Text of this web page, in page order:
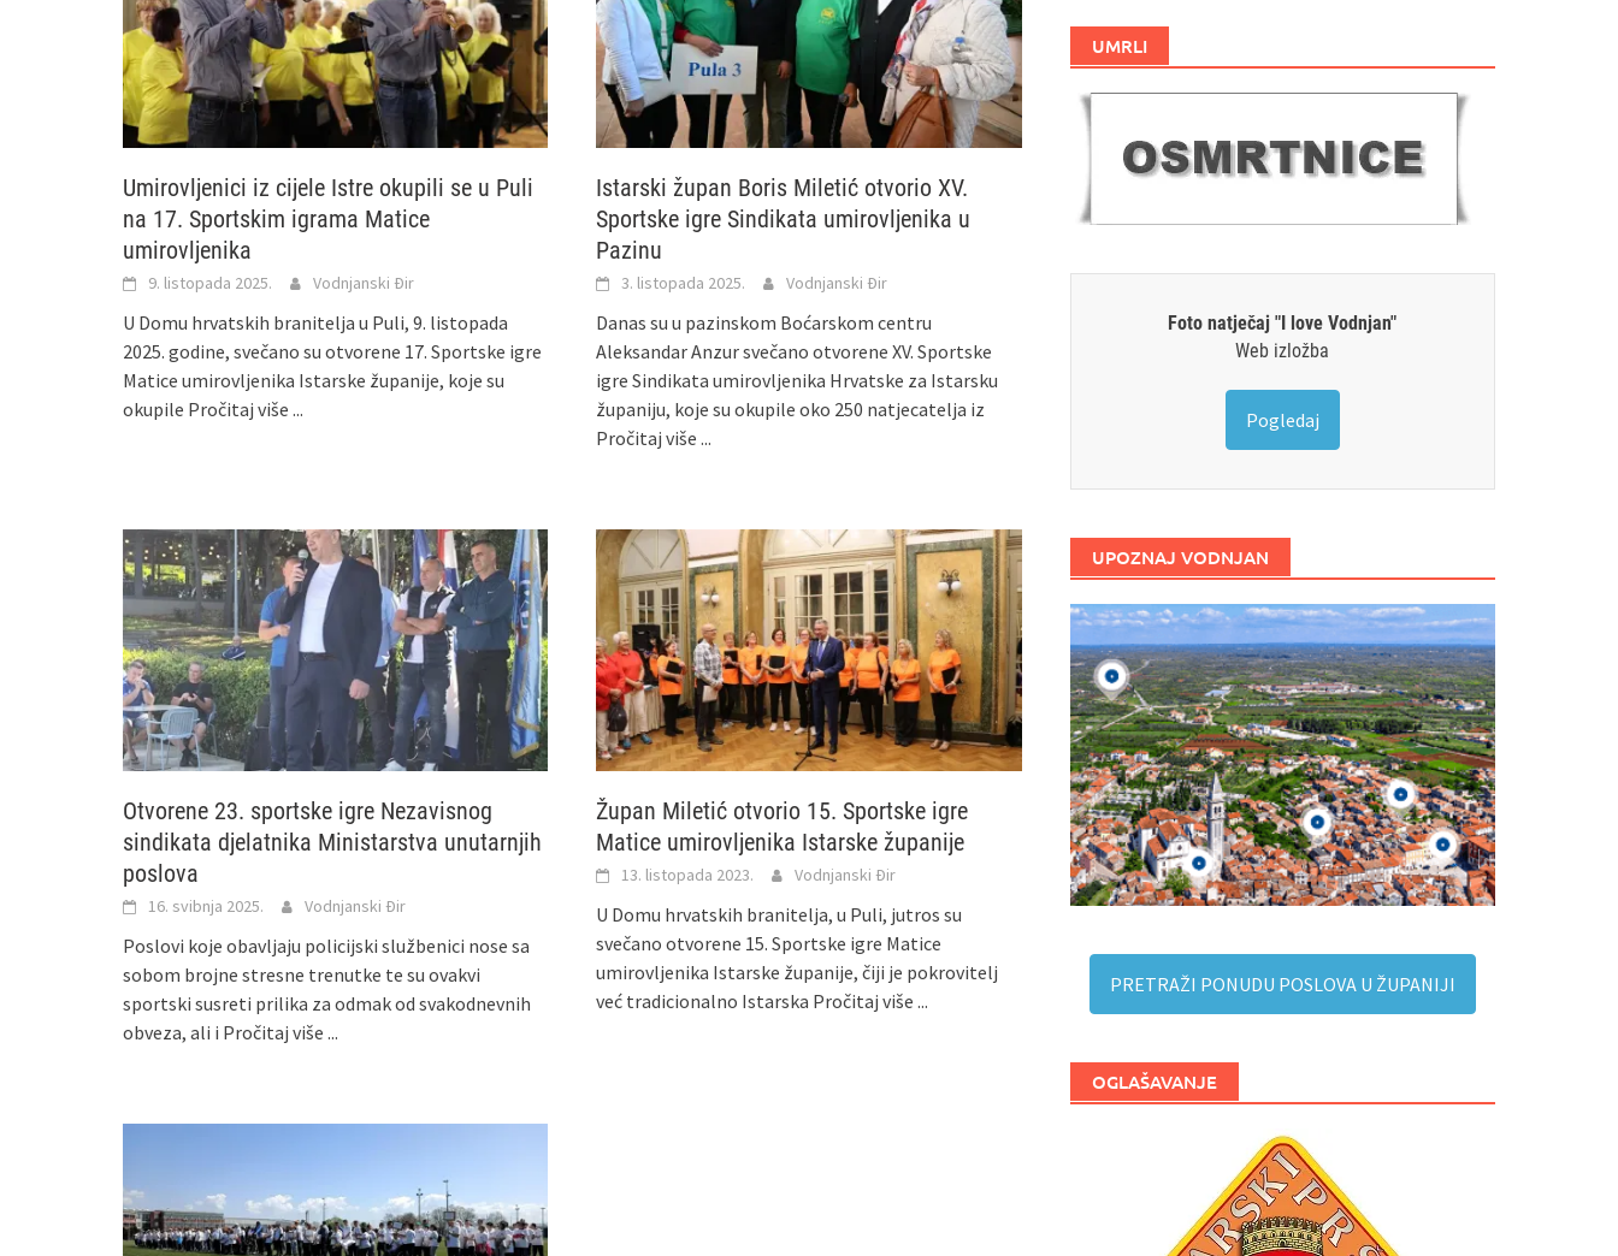
Umirovljenici iz cijele Istre okupili se u Puli
na 17. Sportskim igrama Matice
umirovljenika
9. listopada 2025. Vodnjanski Đir
U Domu hrvatskih branitelja u Puli, 9. listopada
2025. godine, svečano su otvorene 17. Sportske igre
Matice umirovljenika Istarske županije, koje su
okupile Pročitaj više ...
Istarski župan Boris Miletić otvorio XV.
Sportske igre Sindikata umirovljenika u
Pazinu
3. listopada 2025. Vodnjanski Đir
Danas su u pazinskom Boćarskom centru
Aleksandar Anzur svečano otvorene XV. Sportske
igre Sindikata umirovljenika Hrvatske za Istarsku
županiju, koje su okupile oko 250 natjecatelja iz
Pročitaj više ...
Otvorene 23. sportske igre Nezavisnog
sindikata djelatnika Ministarstva unutarnjih
poslova
16. svibnja 2025. Vodnjanski Đir
Poslovi koje obavljaju policijski službenici nose sa
sobom brojne stresne trenutke te su ovakvi
sportski susreti prilika za odmak od svakodnevnih
obveza, ali i Pročitaj više ...
Župan Miletić otvorio 15. Sportske igre
Matice umirovljenika Istarske županije
13. listopada 2023. Vodnjanski Đir
U Domu hrvatskih branitelja, u Puli, jutros su
svečano otvorene 15. Sportske igre Matice
umirovljenika Istarske županije, čiji je pokrovitelj
već tradicionalno Istarska Pročitaj više ...
UMRLI
Foto natječaj "I love Vodnjan"
Web izložba
Pogledaj
UPOZNAJ VODNJAN
PRETRAŽI PONUDU POSLOVA U ŽUPANIJI
OGLAŠAVANJE